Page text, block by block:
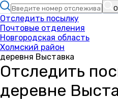
Отследить посылку
Почтовые отделения
Новгородская область
Холмский район
деревня Выставка
Отследить
деревне